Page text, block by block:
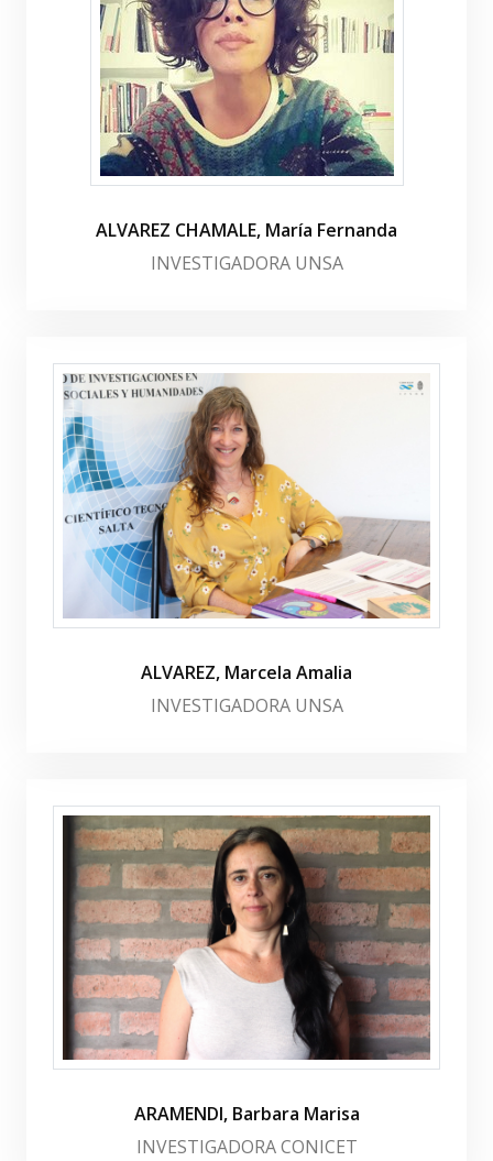
ALVAREZ CHAMALE, María Fernanda
INVESTIGADORA UNSA
ALVAREZ, Marcela Amalia
INVESTIGADORA UNSA
ARAMENDI, Barbara Marisa
INVESTIGADORA CONICET